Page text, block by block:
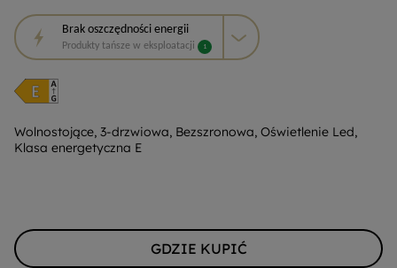
Brak oszczędności energii
Produkty tańsze w eksploatacji 1
To
działanie
otworzy
narzędzie
do
energii
Youreko.
Wolnostojące, 3-drzwiowa, Bezszronowa, Oświetlenie Led,
Klasa energetyczna E
GDZIE KUPIĆ